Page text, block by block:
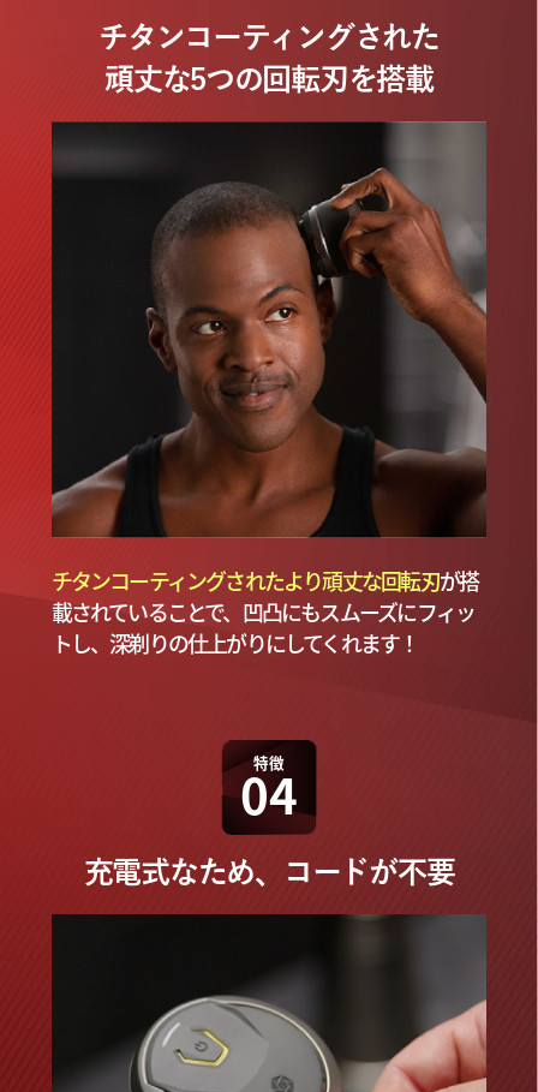
チタンコーティングされた
頑丈な5つの回転刃を搭載
チタンコーティングされたより頑丈な回転刃が搭
載されていることで、凹凸にもスムーズにフィッ
トし、深剃りの仕上がりにしてくれます！
特徴
04
充電式なため、コードが不要